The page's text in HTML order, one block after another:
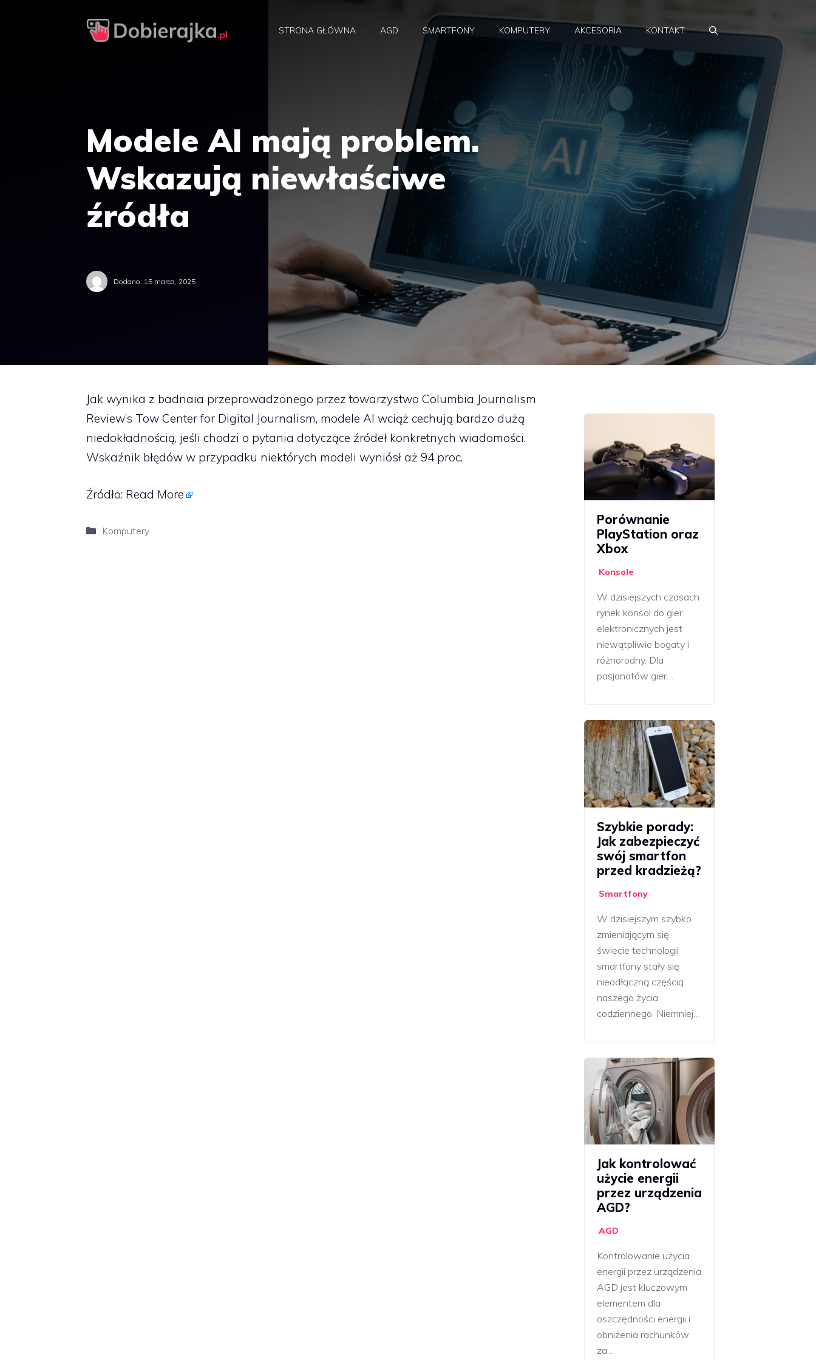
STRONA GŁÓWNA AGD SMARTFONY KOMPUTERY AKCESORIA KONTAKT
Modele AI mają problem.
Wskazują niewłaściwe
źródła
Dodano: 15 marca, 2025
Jak wynika z badnaia przeprowadzonego przez towarzystwo Columbia Journalism
Review’s Tow Center for Digital Journalism, modele AI wciąż cechują bardzo dużą
niedokładnością, jeśli chodzi o pytania dotyczące źródeł konkretnych wiadomości.
Wskaźnik błędów w przypadku niektórych modeli wyniósł aż 94 proc.
Źródło: Read More
Kategorie
Komputery
Porównanie
PlayStation oraz
Xbox
Konsole
W dzisiejszych czasach
rynek konsol do gier
elektronicznych jest
niewątpliwie bogaty i
różnorodny. Dla
pasjonatów gier…
Szybkie porady:
Jak zabezpieczyć
swój smartfon
przed kradzieżą?
Smartfony
W dzisiejszym szybko
zmieniającym się
świecie technologii
smartfony stały się
nieodłączną częścią
naszego życia
codziennego. Niemniej…
Jak kontrolować
użycie energii
przez urządzenia
AGD?
AGD
Kontrolowanie użycia
energii przez urządzenia
AGD jest kluczowym
elementem dla
oszczędności energii i
obniżenia rachunków
za…